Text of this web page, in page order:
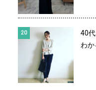
40
わ